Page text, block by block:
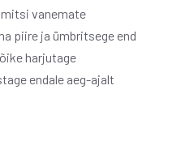
vanemate
piire ja ümbritsege end
harjutage
endale aeg-ajalt